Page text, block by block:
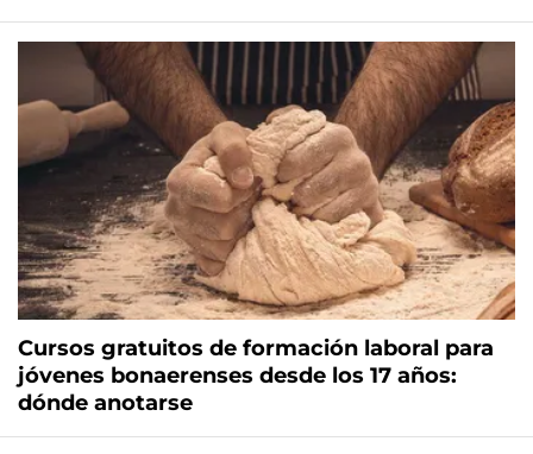
Cursos gratuitos de formación laboral para
jóvenes bonaerenses desde los 17 años:
dónde anotarse